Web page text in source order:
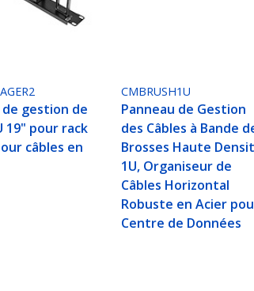
de gestion de
19" pour rack
câbles en
CMBRUSH1U
Panneau de Gestion
des Câbles à Bande
Brosses Haute
1U, Organiseur de
Câbles Horizontal
Robuste en Acier
Centre de Données